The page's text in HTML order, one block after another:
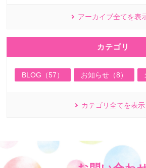
アーカイブ全てを表
カテゴリ
BLOG（57） お知らせ（8）
カテゴリ全てを表示